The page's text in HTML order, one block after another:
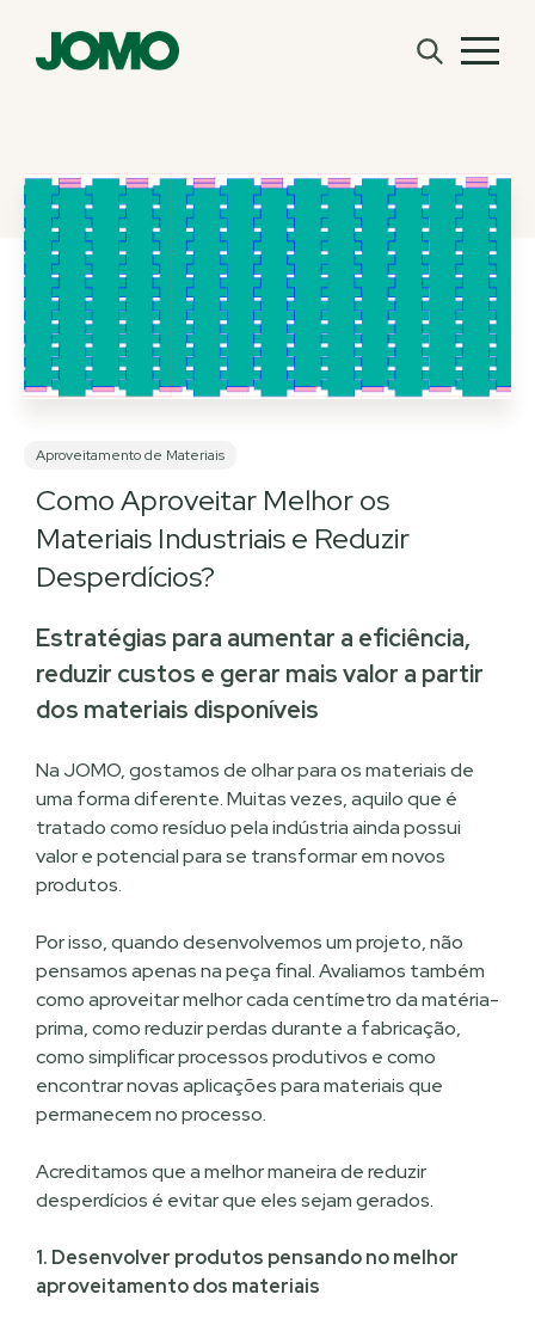
Aproveitamento de Materiais
Como Aproveitar Melhor os
Materiais Industriais e Reduzir
Desperdícios?
Estratégias para aumentar a eficiência,
reduzir custos e gerar mais valor a partir
dos materiais disponíveis
Na JOMO, gostamos de olhar para os materiais de
uma forma diferente. Muitas vezes, aquilo que é
tratado como resíduo pela indústria ainda possui
valor e potencial para se transformar em novos
produtos.
Por isso, quando desenvolvemos um projeto, não
pensamos apenas na peça final. Avaliamos também
como aproveitar melhor cada centímetro da matéria-
prima, como reduzir perdas durante a fabricação,
como simplificar processos produtivos e como
encontrar novas aplicações para materiais que
permanecem no processo.
Acreditamos que a melhor maneira de reduzir
desperdícios é evitar que eles sejam gerados.
1. Desenvolver produtos pensando no melhor
aproveitamento dos materiais